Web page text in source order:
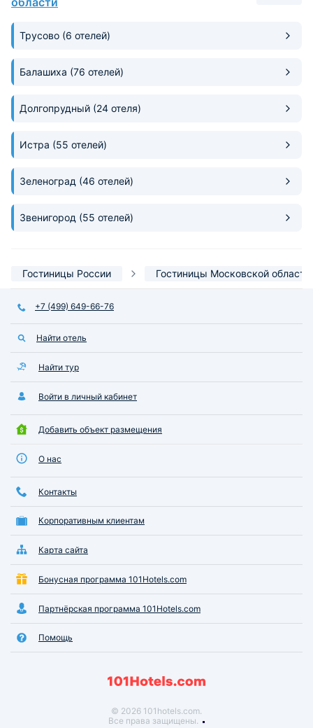
Трусово (6 отелей)
Балашиха (76 отелей)
Долгопрудный (24 отеля)
Истра (55 отелей)
Зеленоград (46 отелей)
Звенигород (55 отелей)
Гостиницы России Гостиницы Московской области
+7 (499) 649-66-76
Найти отель
Найти тур
Войти в личный кабинет
Добавить объект размещения
О нас
Контакты
Корпоративным клиентам
Карта сайта
Бонусная программа 101Hotels.com
Партнёрская программа 101Hotels.com
Помощь
© 2026 101hotels.com.
Все права защищены.